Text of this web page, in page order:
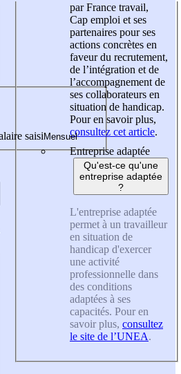
saisi
par France travail,
Cap emploi et ses
partenaires pour ses
actions concrètes en
faveur du recrutement,
de l’intégration et de
l’accompagnement de
ses collaborateurs en
situation de handicap.
Pour en savoir plus,
consultez cet article.
Entreprise adaptée
Qu'est-ce qu'une
entreprise adaptée
?
L'entreprise adaptée
permet à un travailleur
en situation de
handicap d'exercer
une activité
professionnelle dans
des conditions
adaptées à ses
capacités. Pour en
savoir plus, consultez
le site de l’UNEA.